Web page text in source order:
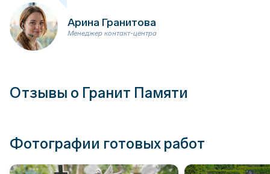
Арина Гранитова
Менеджер контакт-центра
Отзывы о Гранит Памяти
Фотографии готовых работ